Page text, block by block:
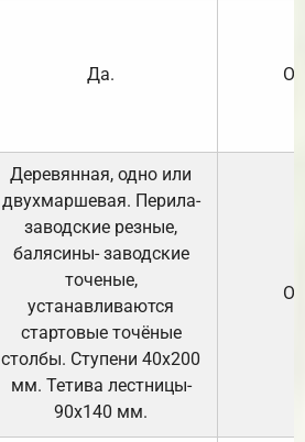
Да.
Деревянная, одно или
двухмаршевая. Перила-
заводские резные,
балясины- заводские
точеные,
устанавливаются
стартовые точёные
столбы. Ступени 40х200
мм. Тетива лестницы-
90х140 мм.